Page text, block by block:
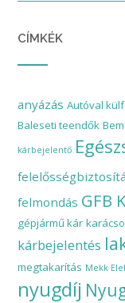
CÍMKÉK
anyázás Autóval
Baleseti teendők
kárbejelentő
felmondás GFB
gépjármű kár
kárbejelentés
megtakarítás Mekk
nyugdíj